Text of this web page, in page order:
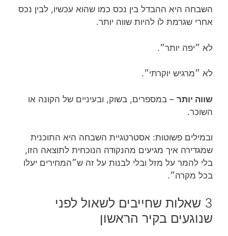
השבחה היא ההבדל בין נכס כמו שהוא עכשיו, לבין נכס
אחרי שגרמת לו להיות שווה יותר.
לא ״יפה יותר״.
לא ״מרגיש יוקרתי״.
שווה יותר – במספרים, בשוק, ובעיניים של הקונה או
השוכר.
ובמילים פשוטות: אסטרטגיית השבחה היא התוכנית
שמגדירה איך מגיעים מהנקודה הנוכחית לתוצאה הזו,
בלי להמר על מזל ובלי לבנות על זה ש״המחירים יעלו
בכל מקרה״.
3 שאלות שחייבים לשאול לפני
שנוגעים בקיר הראשון